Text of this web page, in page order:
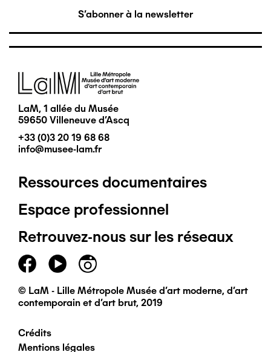
S'abonner à la newsletter
Image
LaM, 1 allée du Musée
59650 Villeneuve d'Ascq
+33 (0)3 20 19 68 68
info@musee-lam.fr
Pied
de
page
principal
Ressources documentaires
Espace professionnel
Retrouvez-nous sur les réseaux
© LaM - Lille Métropole Musée d'art moderne, d'art
contemporain et d'art brut, 2019
Pied
Crédits
Mentions légales